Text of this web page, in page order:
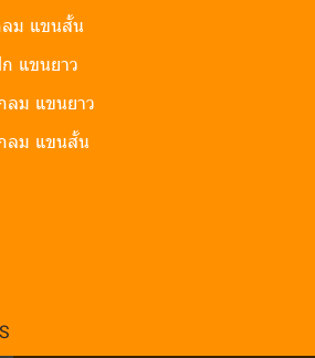
ลม แขนสั้น
แขนยาว
ลม แขนยาว
ลม แขนสั้น